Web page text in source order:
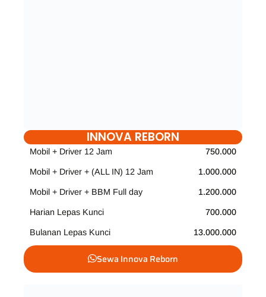
INNOVA REBORN
Mobil + Driver 12 Jam 750.000
Mobil + Driver + (ALL IN) 12 Jam 1.000.000
Mobil + Driver + BBM Full day 1.200.000
Harian Lepas Kunci 700.000
Bulanan Lepas Kunci 13.000.000
Sewa Innova Reborn